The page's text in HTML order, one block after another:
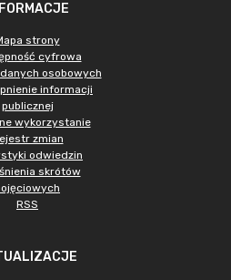
strony
cyfrowa
osobowych
informacji
publicznej
wykorzystanie
zmian
odwiedzin
skrótów
RSS